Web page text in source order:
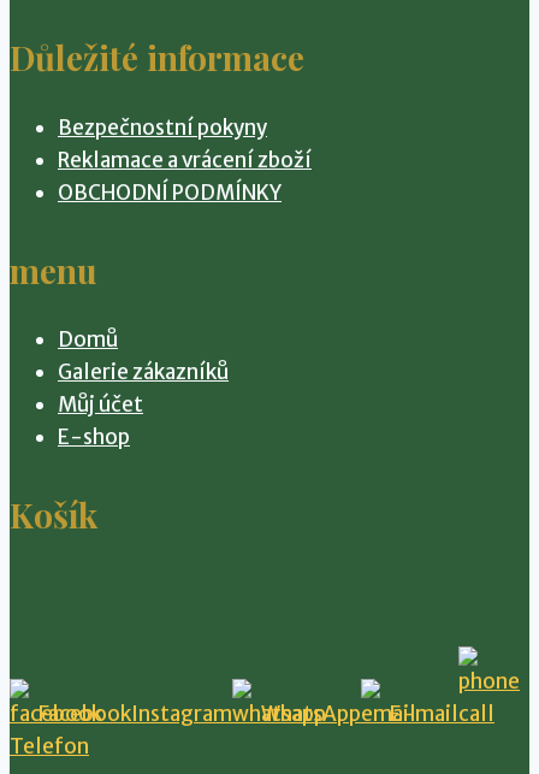
Důležité informace
Bezpečnostní pokyny
Reklamace a vrácení zboží
OBCHODNÍ PODMÍNKY
menu
Domů
Galerie zákazníků
Můj účet
E-shop
Košík
FacebookInstagram WhatsApp
E-mail
Telefon